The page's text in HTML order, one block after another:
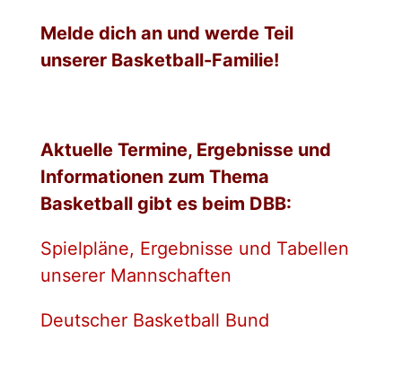
Melde dich an und werde Teil
unserer Basketball-Familie!
Aktuelle Termine, Ergebnisse und
Informationen zum Thema
Basketball gibt es beim DBB:
Spielpläne, Ergebnisse und Tabellen
unserer Mannschaften
Deutscher Basketball Bund